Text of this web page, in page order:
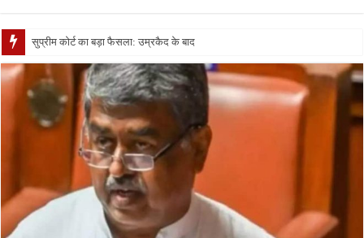
सुप्रीम कोर्ट का बड़ा फैसला: उम्रकैद के बाद मृत्यु तक जेल में रख